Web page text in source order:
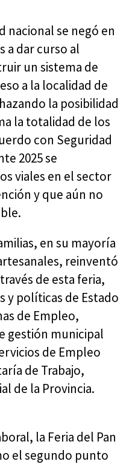
nacional se negó en
a dar curso al
un sistema de
a la localidad de
la posibilidad
la totalidad de los
con Seguridad
2025 se
viales en el sector
y que aún no
en su mayoría
reinventó
de esta feria,
y políticas de Estado
de Empleo,
gestión municipal
de Empleo
de Trabajo,
de la Provincia.
la Feria del Pan
el segundo punto